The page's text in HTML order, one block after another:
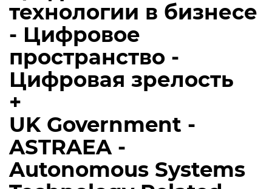
технологии в бизнесе
- Цифровое
пространство -
Цифровая зрелость
+
UK Government -
ASTRAEA -
Autonomous Systems